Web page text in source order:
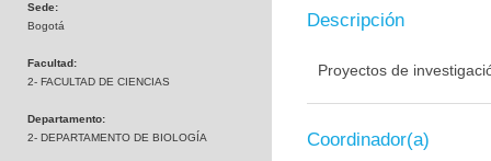
Sede:
Bogotá
Facultad:
2- FACULTAD DE CIENCIAS
Departamento:
2- DEPARTAMENTO DE BIOLOGÍA
Descripción
Proyectos de
Coordinador(a)